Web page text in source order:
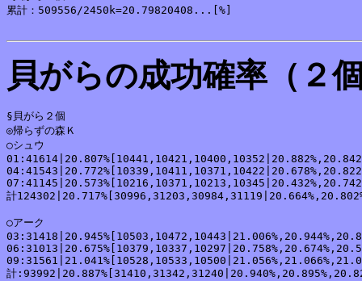
累計：509556/2450k=20.79820408...[%]
貝がらの成功確率（２
§貝がら２個
◎帰らずの森Ｋ
○シュウ
計
○アーク
計